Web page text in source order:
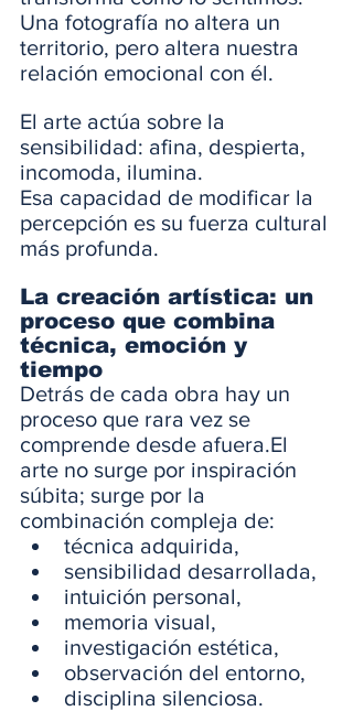
Una fotografía no altera un
territorio, pero altera nuestra
relación emocional con él.
El arte actúa sobre la
sensibilidad: afina, despierta,
incomoda, ilumina.
Esa capacidad de modificar la
percepción es su fuerza cultural
más profunda.
La creación artística: un
proceso que combina
técnica, emoción y
tiempo
Detrás de cada obra hay un
proceso que rara vez se
comprende desde afuera.El
arte no surge por inspiración
súbita; surge por la
combinación compleja de:
técnica adquirida,
sensibilidad desarrollada,
intuición personal,
memoria visual,
investigación estética,
observación del entorno,
disciplina silenciosa.